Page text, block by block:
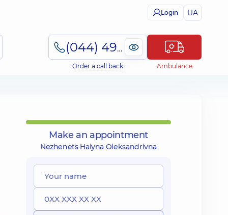
Login UA
(044) 495-2-888
Order a call back Ambulance
Make an appointment
Nezhenets Halyna Oleksandrivna